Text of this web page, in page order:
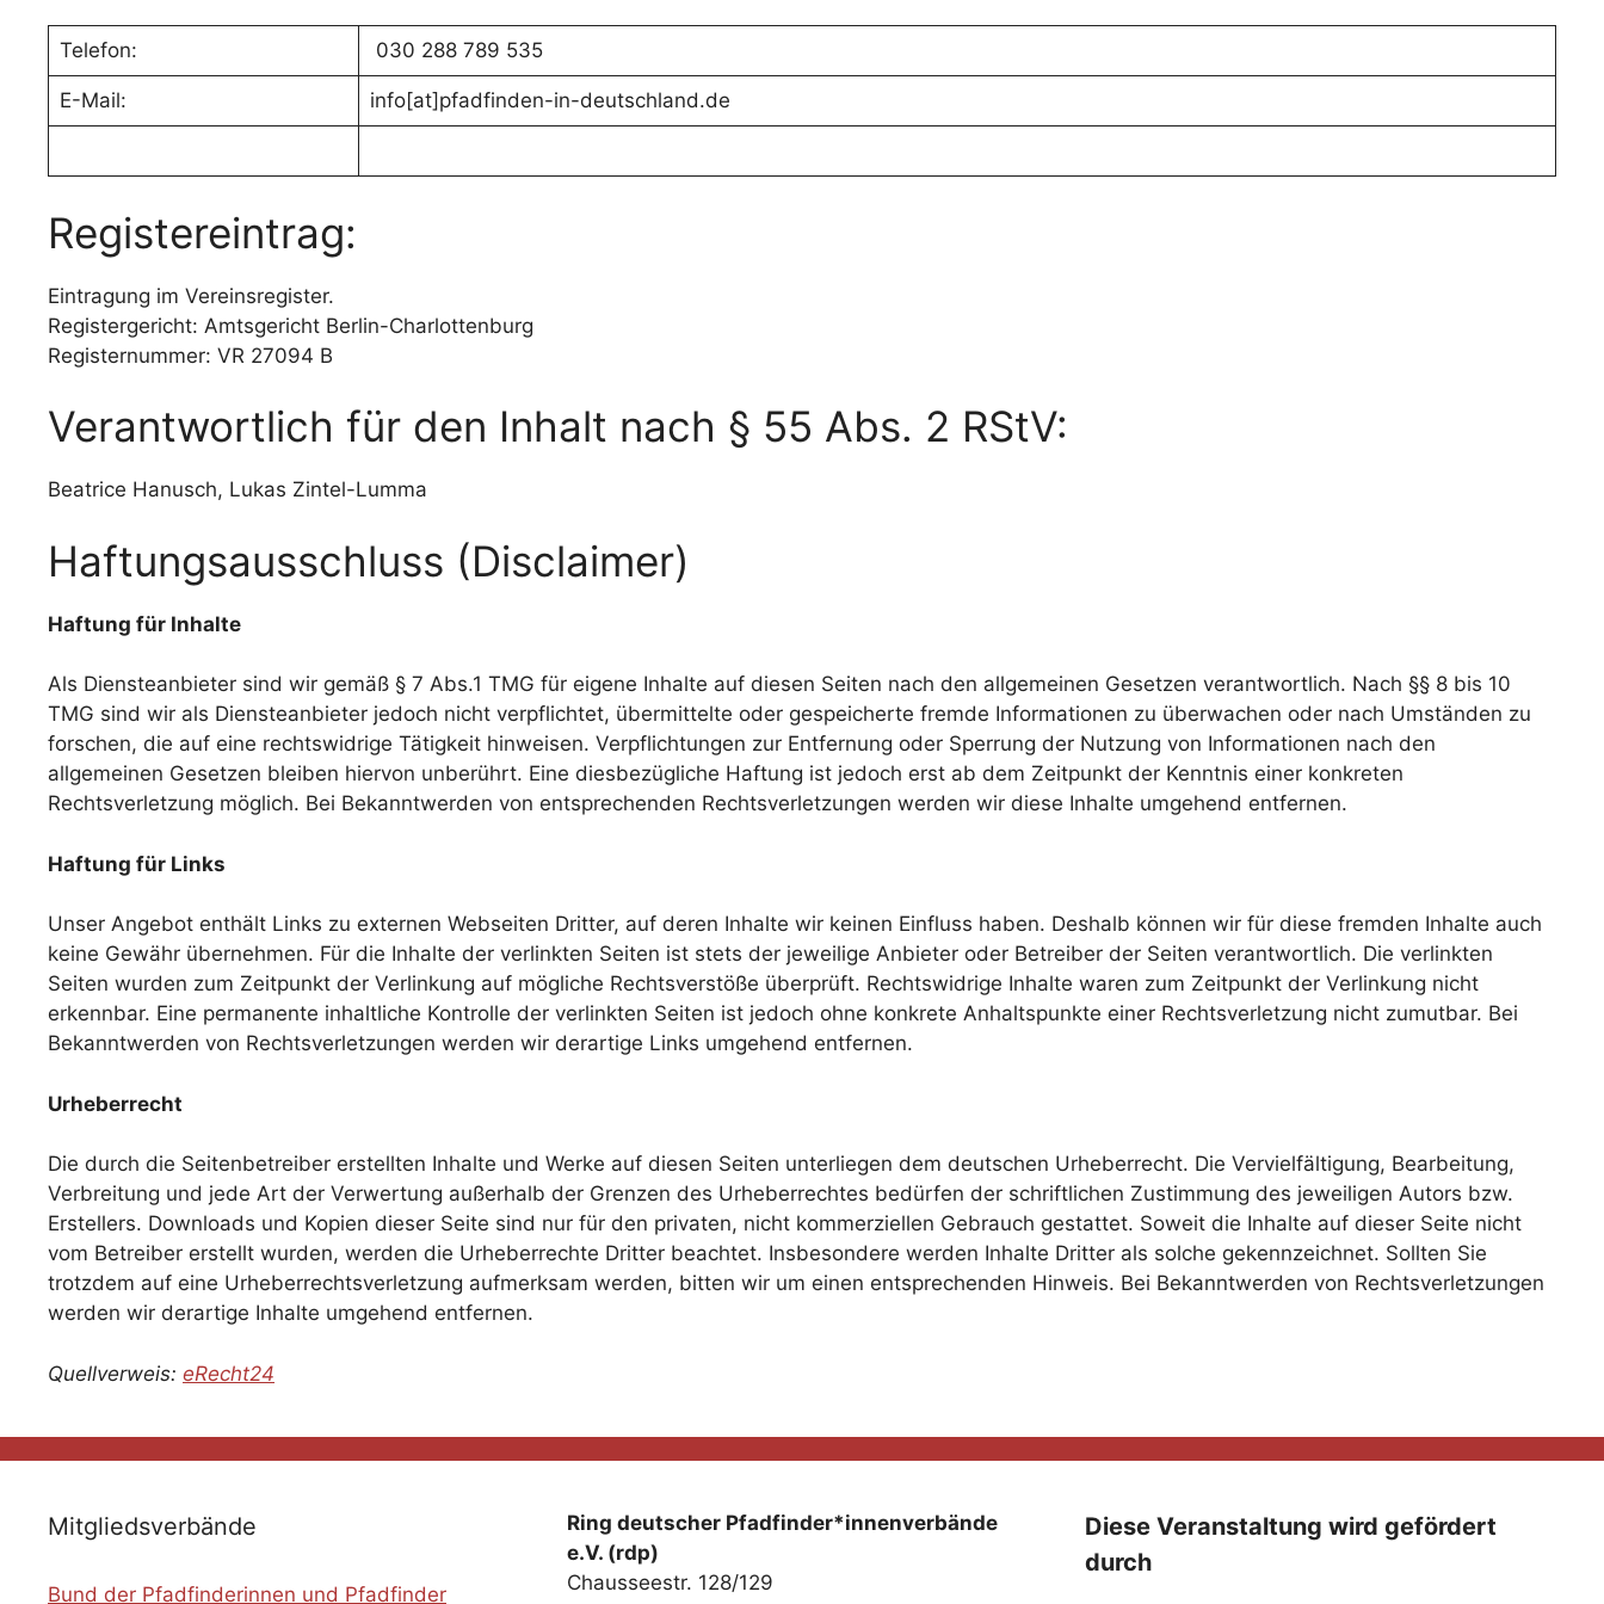
Telefon: 030 288 789 535
E-Mail: info[at]pfadfinden-in-deutschland.de
Registereintrag:
Eintragung im Vereinsregister.
Registergericht: Amtsgericht Berlin-Charlottenburg
Registernummer: VR 27094 B
Verantwortlich für den Inhalt nach § 55 Abs. 2 RStV:
Beatrice Hanusch, Lukas Zintel-Lumma
Haftungsausschluss (Disclaimer)
Haftung für Inhalte
Als Diensteanbieter sind wir gemäß § 7 Abs.1 TMG für eigene Inhalte auf diesen Seiten nach den allgemeinen Gesetzen verantwortlich. Nach §§ 8 bis 10
TMG sind wir als Diensteanbieter jedoch nicht verpflichtet, übermittelte oder gespeicherte fremde Informationen zu überwachen oder nach Umständen zu
forschen, die auf eine rechtswidrige Tätigkeit hinweisen. Verpflichtungen zur Entfernung oder Sperrung der Nutzung von Informationen nach den
allgemeinen Gesetzen bleiben hiervon unberührt. Eine diesbezügliche Haftung ist jedoch erst ab dem Zeitpunkt der Kenntnis einer konkreten
Rechtsverletzung möglich. Bei Bekanntwerden von entsprechenden Rechtsverletzungen werden wir diese Inhalte umgehend entfernen.
Haftung für Links
Unser Angebot enthält Links zu externen Webseiten Dritter, auf deren Inhalte wir keinen Einfluss haben. Deshalb können wir für diese fremden Inhalte auch
keine Gewähr übernehmen. Für die Inhalte der verlinkten Seiten ist stets der jeweilige Anbieter oder Betreiber der Seiten verantwortlich. Die verlinkten
Seiten wurden zum Zeitpunkt der Verlinkung auf mögliche Rechtsverstöße überprüft. Rechtswidrige Inhalte waren zum Zeitpunkt der Verlinkung nicht
erkennbar. Eine permanente inhaltliche Kontrolle der verlinkten Seiten ist jedoch ohne konkrete Anhaltspunkte einer Rechtsverletzung nicht zumutbar. Bei
Bekanntwerden von Rechtsverletzungen werden wir derartige Links umgehend entfernen.
Urheberrecht
Die durch die Seitenbetreiber erstellten Inhalte und Werke auf diesen Seiten unterliegen dem deutschen Urheberrecht. Die Vervielfältigung, Bearbeitung,
Verbreitung und jede Art der Verwertung außerhalb der Grenzen des Urheberrechtes bedürfen der schriftlichen Zustimmung des jeweiligen Autors bzw.
Erstellers. Downloads und Kopien dieser Seite sind nur für den privaten, nicht kommerziellen Gebrauch gestattet. Soweit die Inhalte auf dieser Seite nicht
vom Betreiber erstellt wurden, werden die Urheberrechte Dritter beachtet. Insbesondere werden Inhalte Dritter als solche gekennzeichnet. Sollten Sie
trotzdem auf eine Urheberrechtsverletzung aufmerksam werden, bitten wir um einen entsprechenden Hinweis. Bei Bekanntwerden von Rechtsverletzungen
werden wir derartige Inhalte umgehend entfernen.
Quellverweis: eRecht24
Mitgliedsverbände
Bund der Pfadfinderinnen und Pfadfinder
Ring deutscher Pfadfinder*innenverbände
e.V. (rdp)
Chausseestr. 128/129
Diese Veranstaltung wird gefördert
durch